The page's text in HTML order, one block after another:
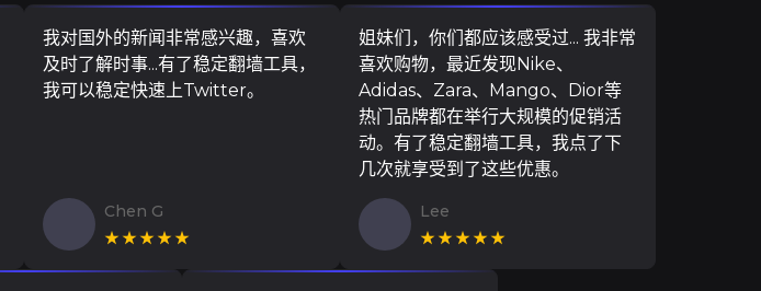
我对国外的新闻非常感兴趣，喜欢
及时了解时事...有了稳定翻墙工具，
我可以稳定快速上Twitter。
Chen G
★★★★★
姐妹们，你们都应该感受过... 我非常
喜欢购物，最近发现Nike、
Adidas、Zara、Mango、Dior等
热门品牌都在举行大规模的促销活
动。有了稳定翻墙工具，我点了下
几次就享受到了这些优惠。
Lee
★★★★★